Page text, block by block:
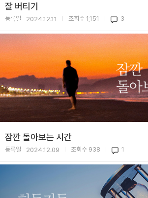
잘 버티기
등록일 2024.12.11 조회수 1,151 3
잠깐 돌아보는 시간
등록일 2024.12.09 조회수 938 1